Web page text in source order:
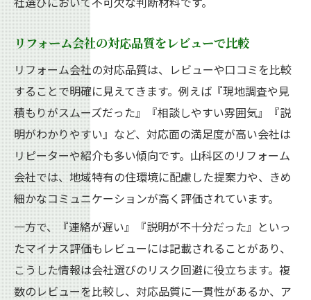
リフォーム会社の対応品質をレビューで比較
リフォーム会社の対応品質は、レビューや口コミを比較
することで明確に見えてきます。例えば『現地調査や見
積もりがスムーズだった』『相談しやすい雰囲気』『説
明がわかりやすい』など、対応面の満足度が高い会社は
リピーターや紹介も多い傾向です。山科区のリフォーム
会社では、地域特有の住環境に配慮した提案力や、きめ
細かなコミュニケーションが高く評価されています。
一方で、『連絡が遅い』『説明が不十分だった』といっ
たマイナス評価もレビューには記載されることがあり、
こうした情報は会社選びのリスク回避に役立ちます。複
数のレビューを比較し、対応品質に一貫性があるか、ア